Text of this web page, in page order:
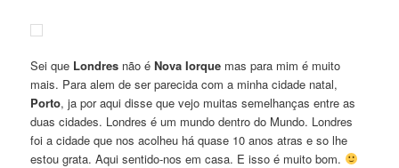
Sei que Londres não éNova Iorque mas para mim é muito
mais. Para alem de ser parecida com a minha cidade natal,
Porto, ja por aqui disse que vejo muitas semelhanças entre as
duas cidades. Londres é um mundo dentro do Mundo. Londres
foi a cidade que nos acolheu há quase 10 anos atras e so lhe
estou grata. Aqui sentido-nos em casa. E isso é muito bom.